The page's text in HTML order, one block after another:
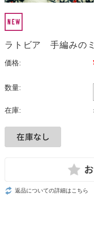
ラトビア 手編みの
価格:
数量:
在庫:
返品についての詳細はこちら